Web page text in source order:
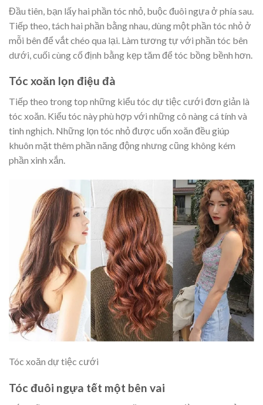
Đầu tiên, bạn lấy hai phần tóc nhỏ, buộc đuôi ngựa ở phía sau.
Tiếp theo, tách hai phần bằng nhau, dùng một phần tóc nhỏ ở
mỗi bên để vắt chéo qua lại. Làm tương tự với phần tóc bên
dưới, cuối cùng cố định bằng kẹp tăm để tóc bồng bềnh hơn.
Tóc xoăn lọn điệu đà
Tiếp theo trong top những kiểu tóc dự tiệc cưới đơn giản là
tóc xoăn. Kiểu tóc này phù hợp với những cô nàng cá tính và
tinh nghịch. Những lọn tóc nhỏ được uốn xoăn đều giúp
khuôn mặt thêm phần năng động nhưng cũng không kém
phần xinh xắn.
Tóc xoăn dự tiệc cưới
Tóc đuôi ngựa tết một bên vai